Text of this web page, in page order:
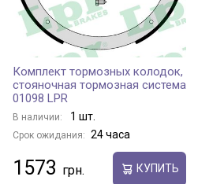
Комплект тормозных колодок,
стояночная тормозная система
01098 LPR
В наличии: 1 шт.
Срок ожидания: 24 часа
1573 КУПИТЬ